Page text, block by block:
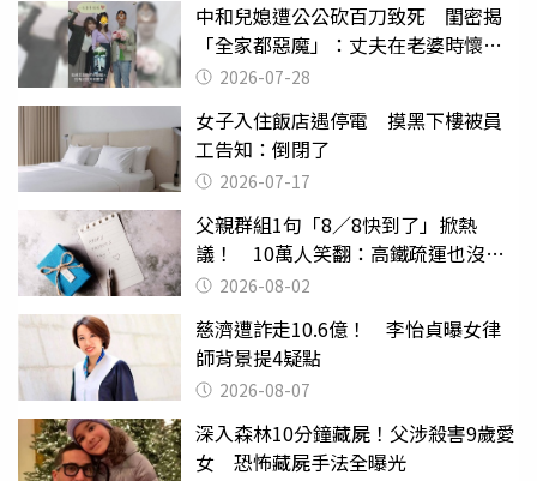
中和兒媳遭公公砍百刀致死 閨密揭
「全家都惡魔」：丈夫在老婆時懷孕
摔東西
2026-07-28
女子入住飯店遇停電 摸黑下樓被員
工告知：倒閉了
2026-07-17
父親群組1句「8／8快到了」掀熱
議！ 10萬人笑翻：高鐵疏運也沒列
父親節
2026-08-02
慈濟遭詐走10.6億！ 李怡貞曝女律
師背景提4疑點
2026-08-07
深入森林10分鐘藏屍！父涉殺害9歲愛
女 恐怖藏屍手法全曝光